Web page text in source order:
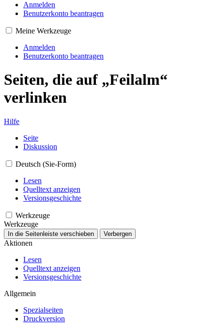
Anmelden
Benutzerkonto beantragen
Meine Werkzeuge
Anmelden
Benutzerkonto beantragen
Seiten, die auf „Feilalm“
verlinken
Hilfe
Seite
Diskussion
Deutsch (Sie-Form)
Lesen
Quelltext anzeigen
Versionsgeschichte
Werkzeuge
Werkzeuge
In die Seitenleiste verschieben Verbergen
Aktionen
Lesen
Quelltext anzeigen
Versionsgeschichte
Allgemein
Spezialseiten
Druckversion